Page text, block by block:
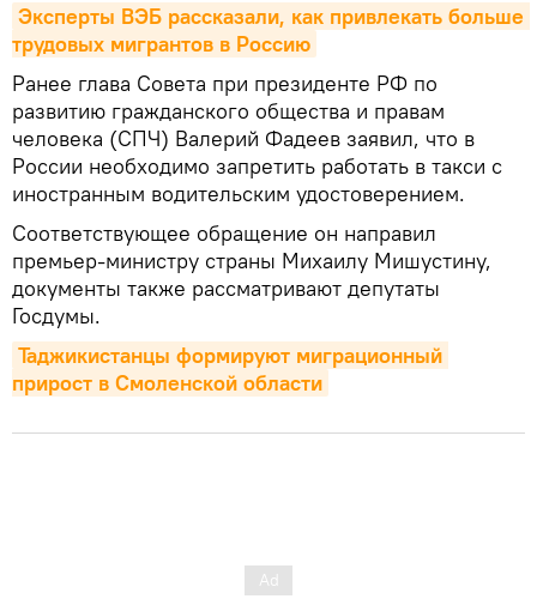
Эксперты ВЭБ рассказали, как привлекать больше
трудовых мигрантов в Россию
Ранее глава Совета при президенте РФ по
развитию гражданского общества и правам
человека (СПЧ) Валерий Фадеев заявил, что в
России необходимо запретить работать в такси с
иностранным водительским удостоверением.
Соответствующее обращение он направил
премьер-министру страны Михаилу Мишустину,
документы также рассматривают депутаты
Госдумы.
Таджикистанцы формируют миграционный
прирост в Смоленской области